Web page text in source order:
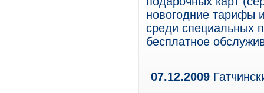
новогодние тарифы
среди специальных
бесплатное
07.12.2009